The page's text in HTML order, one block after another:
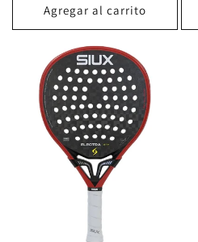
Agregar al carrito